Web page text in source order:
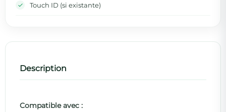
Touch ID (si existante)
Description
Compatible avec :